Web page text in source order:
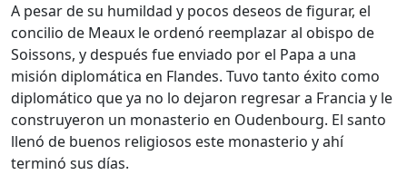
A pesar de su humildad y pocos deseos de figurar, el
concilio de Meaux le ordenó reemplazar al obispo de
Soissons, y después fue enviado por el Papa a una
misión diplomática en Flandes. Tuvo tanto éxito como
diplomático que ya no lo dejaron regresar a Francia y le
construyeron un monasterio en Oudenbourg. El santo
llenó de buenos religiosos este monasterio y ahí
terminó sus días.